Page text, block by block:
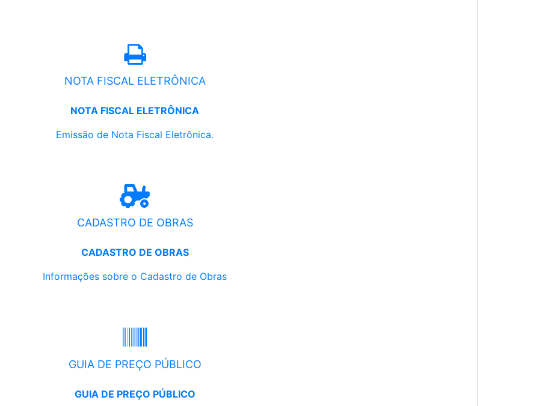
NOTA FISCAL ELETRÔNICA
NOTA FISCAL ELETRÔNICA
Emissão de Nota Fiscal Eletrônica.
CADASTRO DE OBRAS
CADASTRO DE OBRAS
Informações sobre o Cadastro de Obras
GUIA DE PREÇO PÚBLICO
GUIA DE PREÇO PÚBLICO